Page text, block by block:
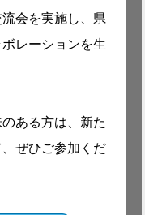
会を実施し、県
レーションを生
ある方は、新た
ぜひご参加くだ